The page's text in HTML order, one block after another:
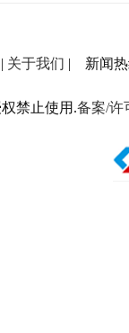
| 关于我们 | 新闻热
禁止使用.备案/许